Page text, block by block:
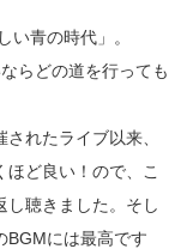
い青の時代」。
らどの道を行っても
されたライブ以来、
ど良い！ので、こ
し聴きました。そし
BGMには最高です